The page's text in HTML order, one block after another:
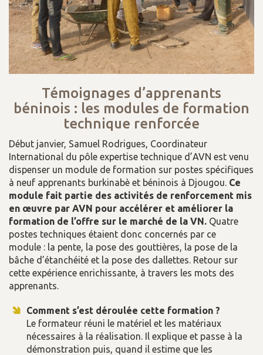
Témoignages d’apprenants
béninois : les modules de formation
technique renforcée
Début janvier, Samuel Rodrigues, Coordinateur
International du pôle expertise technique d’AVN est venu
dispenser un module de formation sur postes spécifiques
à neuf apprenants burkinabè et béninois à Djougou. Ce
module fait partie des activités de renforcement mis
en œuvre par AVN pour accélérer et améliorer la
formation de l’offre sur le marché de la VN. Quatre
postes techniques étaient donc concernés par ce
module : la pente, la pose des gouttières, la pose de la
bâche d’étanchéité et la pose des dallettes. Retour sur
cette expérience enrichissante, à travers les mots des
apprenants.
Comment s’est déroulée cette formation ?
Le formateur réuni le matériel et les matériaux
nécessaires à la réalisation. Il explique et passe à la
démonstration puis, quand il estime que les